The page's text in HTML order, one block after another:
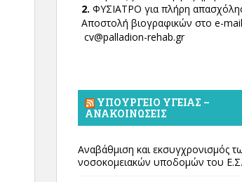
2. ΦΥΣΙΑΤΡΟ για πλήρη
Αποστολή βιογραφικών στο e-
cv@palladion-rehab.gr
ΥΠΟΥΡΓΕΊΟ ΥΓΕΊΑΣ –
ΑΝΑΚΟΙΝΏΣΕΙΣ
Αναβάθμιση και εκσυγχρονισμός
νοσοκομειακών υποδομών του